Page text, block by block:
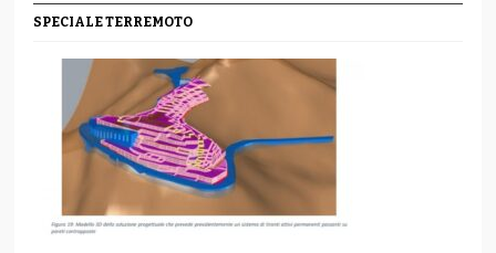
SPECIALE TERREMOTO